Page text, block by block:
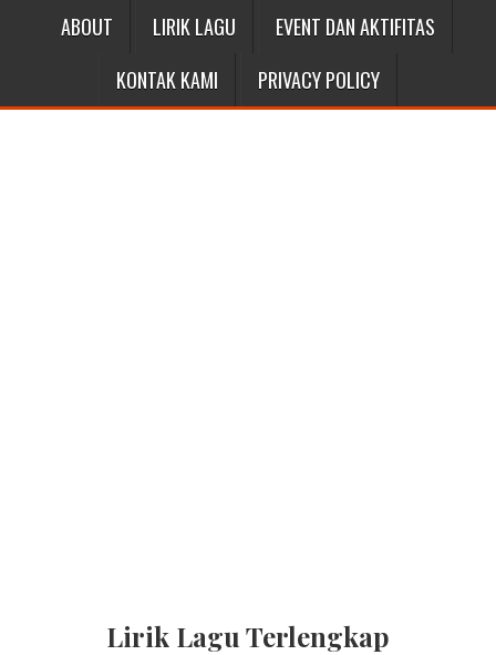
ABOUT LIRIK LAGU
EVENT DAN AKTIFITAS
KONTAK KAMI
PRIVACY POLICY
Lirik Lagu Terlengkap